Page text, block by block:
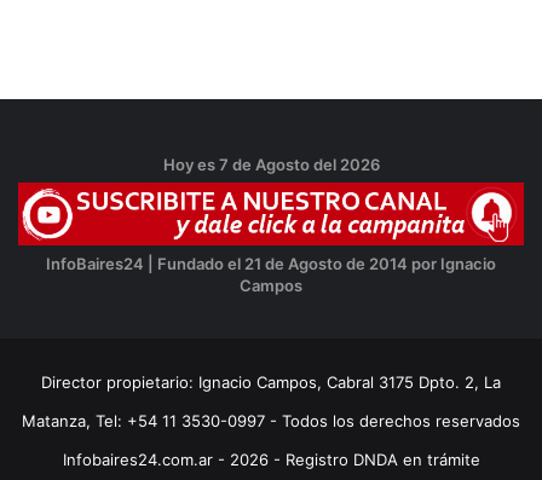
Hoy es 7 de Agosto del 2026
InfoBaires24 | Fundado el 21 de Agosto de 2014 por Ignacio
Campos
Director propietario: Ignacio Campos, Cabral 3175 Dpto. 2, La
Matanza, Tel: +54 11 3530-0997 - Todos los derechos reservados
Infobaires24.com.ar - 2026 - Registro DNDA en trámite